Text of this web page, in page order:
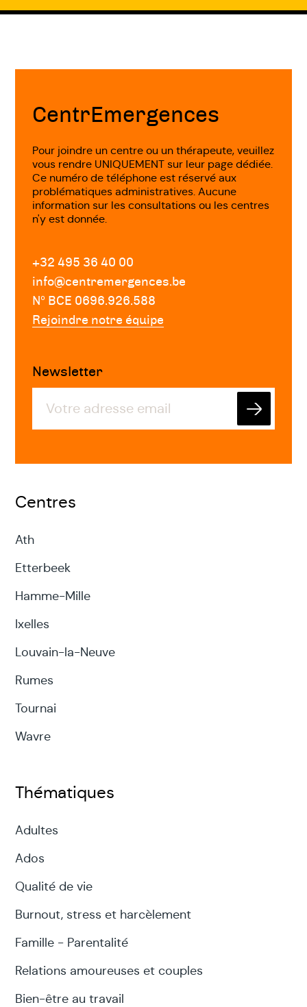
Précédent
Suivant
Fin
CentrEmergences
Pour joindre un centre ou un thérapeute, veuillez
vous rendre UNIQUEMENT sur leur page dédiée.
Ce numéro de téléphone est réservé aux
problématiques administratives. Aucune
information sur les consultations ou les centres
n'y est donnée.
+32 495 36 40 00
info@centremergences.be
Nº BCE 0696.926.588
Rejoindre notre équipe
Newsletter
Centres
Ath
Etterbeek
Hamme-Mille
Ixelles
Louvain-la-Neuve
Rumes
Tournai
Wavre
Thématiques
Adultes
Ados
Qualité de vie
Burnout, stress et harcèlement
Famille - Parentalité
Relations amoureuses et couples
Bien-être au travail